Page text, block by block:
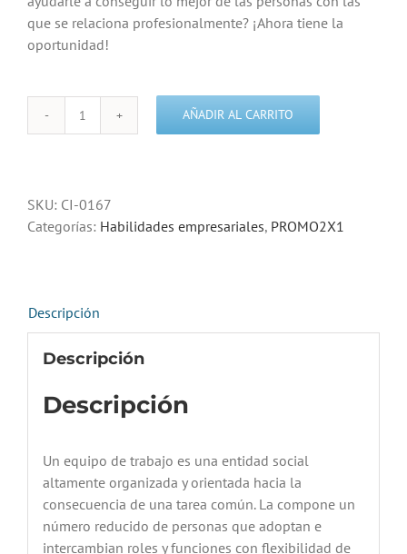
que se relaciona profesionalmente? ¡Ahora tiene la
oportunidad!
Dirección
equipos
cantidad
AÑADIR AL CARRITO
SKU: CI-0167
Categorías: Habilidades empresariales, PROMO2X1
Descripción
Descripción
Descripción
Un equipo de trabajo es una entidad social
altamente organizada y orientada hacia la
consecuencia de una tarea común. La compone un
número reducido de personas que adoptan e
intercambian roles y funciones con flexibilidad de